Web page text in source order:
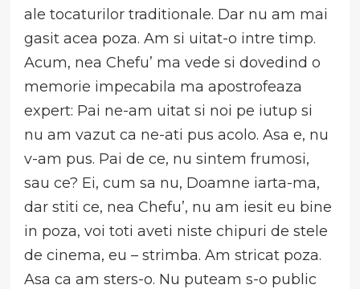
ale tocaturilor traditionale. Dar nu am mai
gasit acea poza. Am si uitat-o intre timp.
Acum, nea Chefu’ ma vede si dovedind o
memorie impecabila ma apostrofeaza
expert: Pai ne-am uitat si noi pe iutup si
nu am vazut ca ne-ati pus acolo. Asa e, nu
v-am pus. Pai de ce, nu sintem frumosi,
sau ce? Ei, cum sa nu, Doamne iarta-ma,
dar stiti ce, nea Chefu’, nu am iesit eu bine
in poza, voi toti aveti niste chipuri de stele
de cinema, eu – strimba. Am stricat poza.
Asa ca am sters-o. Nu puteam s-o public